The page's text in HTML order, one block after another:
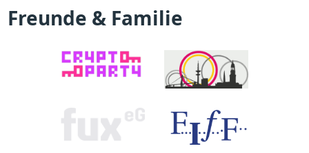
Freunde & Familie